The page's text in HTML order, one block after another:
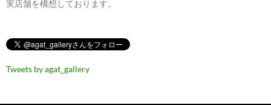
実店舗を構想しております。
Tweets by agat_gallery